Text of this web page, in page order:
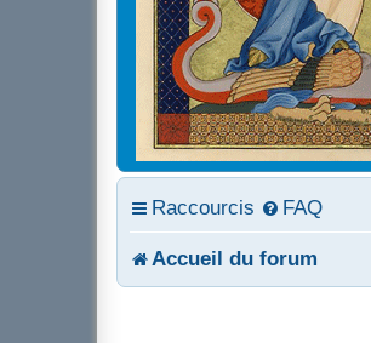
Raccourcis FAQ
Accueil du forum